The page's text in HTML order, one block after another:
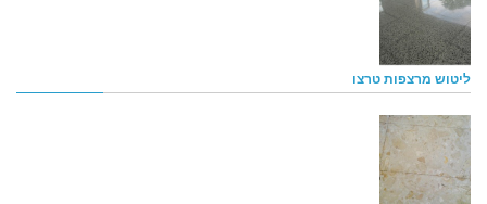
ליטוש מרצפות טרצו